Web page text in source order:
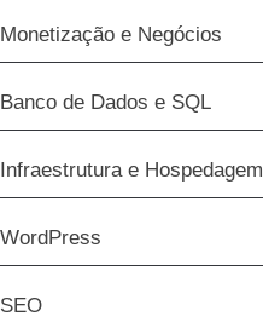
Monetização e Negócios
Banco de Dados e SQL
Infraestrutura e Hospedagem
WordPress
SEO